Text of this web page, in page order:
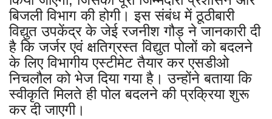
बिजली विभाग की होगी। इस संबंध में ठूठीबारी
विद्युत उपकेंद्र के जेई रजनीश गौड़ ने जानकारी दी
है कि जर्जर एवं क्षतिग्रस्त विद्युत पोलों को बदलने
के लिए विभागीय एस्टीमेट तैयार कर एसडीओ
निचलौल को भेज दिया गया है। उन्होंने बताया कि
स्वीकृति मिलते ही पोल बदलने की प्रक्रिया शुरू
कर दी जाएगी।